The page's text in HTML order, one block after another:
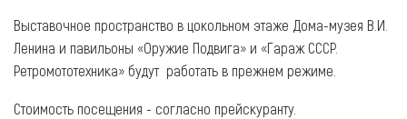
Выставочное пространство в цокольном этаже Дома-музея В.И.
Ленина и павильоны «Оружие Подвига» и «Гараж СССР.
Ретромототехника» будут работать в прежнем режиме.
Стоимость посещения - согласно прейскуранту.